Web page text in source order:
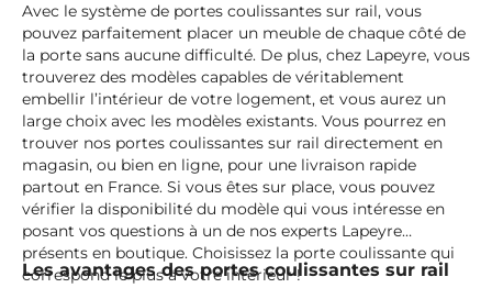
Avec le système de portes coulissantes sur rail, vous
pouvez parfaitement placer un meuble de chaque côté de
la porte sans aucune difficulté. De plus, chez Lapeyre, vous
trouverez des modèles capables de véritablement
embellir l’intérieur de votre logement, et vous aurez un
large choix avec les modèles existants. Vous pourrez en
trouver nos portes coulissantes sur rail directement en
magasin, ou bien en ligne, pour une livraison rapide
partout en France. Si vous êtes sur place, vous pouvez
vérifier la disponibilité du modèle qui vous intéresse en
posant vos questions à un de nos experts Lapeyre
présents en boutique. Choisissez la porte coulissante qui
correspond le plus à votre intérieur !
Les avantages des portes coulissantes sur rail